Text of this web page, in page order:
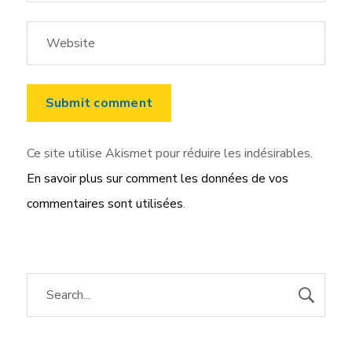
Ce site utilise Akismet pour réduire les indésirables.
En savoir plus sur comment les données de vos
commentaires sont utilisées.